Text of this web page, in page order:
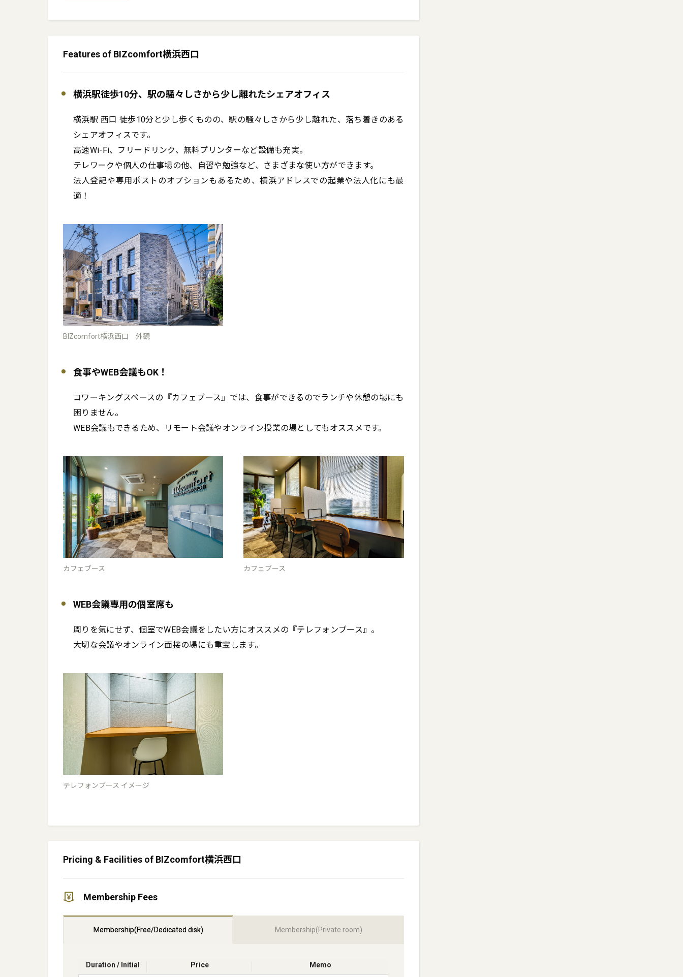
HPの「内覧予約」から必要事項をご入力の上、ご予約ください。
コワーキングスペース無料体験会に参加される方は、備考欄に「無料体験
ぜひお気軽にお越しくださいませ♪
Features of BIZcomfort横浜西口
横浜駅徒歩10分、駅の騒々しさから少し離れたシェアオフィス
横浜駅 西口 徒歩10分と少し歩くものの、駅の騒々しさから少し離れた、落ち着きのある
シェアオフィスです。
高速Wi-Fi、フリードリンク、無料プリンターなど設備も充実。
テレワークや個人の仕事場の他、自習や勉強など、さまざまな使い方ができます。
法人登記や専用ポストのオプションもあるため、横浜アドレスでの起業や法人化にも最
適！
BIZcomfort横浜西口 外観
食事やWEB会議もOK！
コワーキングスペースの『カフェブース』では、食事ができるのでランチや休憩の場にも
困りません。
WEB会議もできるため、リモート会議やオンライン授業の場としてもオススメです。
カフェブース カフェブース
WEB会議専用の個室席も
周りを気にせず、個室でWEB会議をしたい方にオススメの『テレフォンブース』。
大切な会議やオンライン面接の場にも重宝します。
テレフォンブース イメージ
Pricing & Facilities of BIZcomfort横浜西口
Membership Fees
Membership(Free/Dedicated disk) Membership(Private room)
Duration / Initial Price Memo